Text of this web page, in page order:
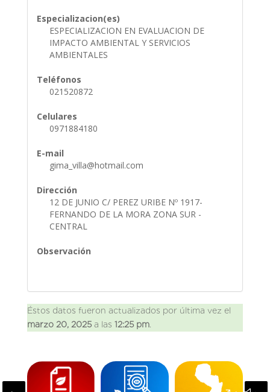
Especializacion(es)
ESPECIALIZACION EN EVALUACION DE
IMPACTO AMBIENTAL Y SERVICIOS
AMBIENTALES
Teléfonos
021520872
Celulares
0971884180
E-mail
gima_villa@hotmail.com
Dirección
12 DE JUNIO C/ PEREZ URIBE Nº 1917-
FERNANDO DE LA MORA ZONA SUR -
CENTRAL
Observación
Éstos datos fueron actualizados por última vez el
marzo 20, 2025a las 12:25 pm.